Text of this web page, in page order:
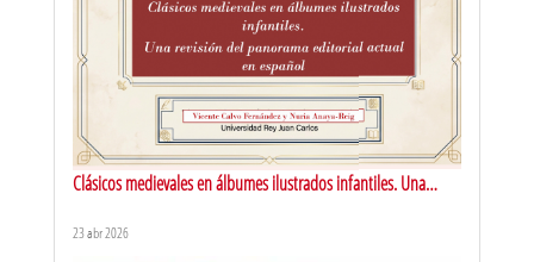
Desglosar un guion de cine
Clásicos medievales en álbumes ilustrados infantiles. Una
23 abr 2026